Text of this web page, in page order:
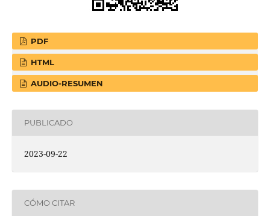
PDF
HTML
AUDIO-RESUMEN
PUBLICADO
2023-09-22
CÓMO CITAR